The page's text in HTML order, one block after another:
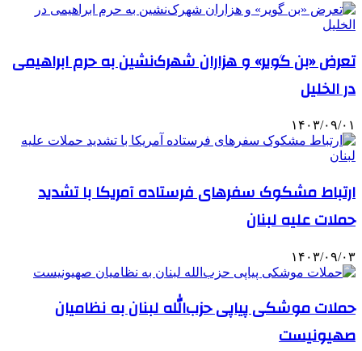
تعرض «بن گویر» و هزاران شهرک‌نشین به حرم ابراهیمی
در الخلیل
۱۴۰۳/۰۹/۰۱
ارتباط مشکوک سفرهای فرستاده آمریکا با تشدید
حملات علیه لبنان
۱۴۰۳/۰۹/۰۳
حملات موشکی پیاپی حزب‌الله لبنان به نظامیان
صهیونیست